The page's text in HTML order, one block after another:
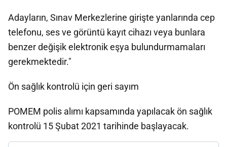
Adayların, Sınav Merkezlerine girişte yanlarında cep
telefonu, ses ve görüntü kayıt cihazı veya bunlara
benzer değişik elektronik eşya bulundurmamaları
gerekmektedir."
Ön sağlık kontrolü için geri sayım
POMEM polis alımı kapsamında yapılacak ön sağlık
kontrolü 15 Şubat 2021 tarihinde başlayacak.